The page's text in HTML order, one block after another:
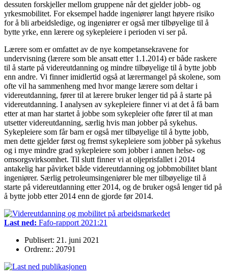
dessuten forskjeller mellom gruppene når det gjelder jobb- og
yrkesmobilitet. For eksempel hadde ingeniører langt høyere risiko
for å bli arbeidsledige, og ingeniører er også mer tilbøyelige til å
bytte yrke, enn lærere og sykepleiere i perioden vi ser på.
Lærere som er omfattet av de nye kompetansekravene for
undervisning (lærere som ble ansatt etter 1.1.2014) er både raskere
til å starte på videreutdanning og mindre tilbøyelige til å bytte jobb
enn andre. Vi finner imidlertid også at lærermangel på skolene, som
ofte vil ha sammenheng med hvor mange lærere som deltar i
videreutdanning, fører til at lærere bruker lenger tid på å starte på
videreutdanning. I analysen av sykepleiere finner vi at det å få barn
etter at man har startet å jobbe som sykepleier ofte fører til at man
utsetter videreutdanning, særlig hvis man jobber på sykehus.
Sykepleiere som får barn er også mer tilbøyelige til å bytte jobb,
men dette gjelder først og fremst sykepleiere som jobber på sykehus
og i mye mindre grad sykepleiere som jobber i annen helse- og
omsorgsvirksomhet. Til slutt finner vi at oljeprisfallet i 2014
antakelig har påvirket både videreutdanning og jobbmobilitet blant
ingeniører. Særlig petroleumsingeniører ble mer tilbøyelige til å
starte på videreutdanning etter 2014, og de bruker også lenger tid på
å bytte jobb etter 2014 enn de gjorde før 2014.
Last ned: Fafo-rapport 2021:21
Publisert: 21. juni 2021
Ordrenr.: 20791